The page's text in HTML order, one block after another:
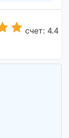
счет: 4.4